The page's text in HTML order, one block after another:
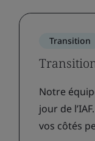
Transition
Notre
jour de
vos côtés